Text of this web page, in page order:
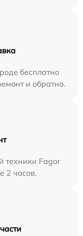
бесплатно
и обратно.
техники Fagor
2 часов.